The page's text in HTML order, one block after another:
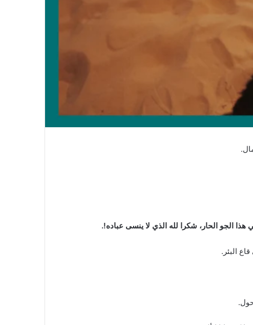
الجو الحار، شكرا لله الذي لا ينسى عباده!.
البئر.